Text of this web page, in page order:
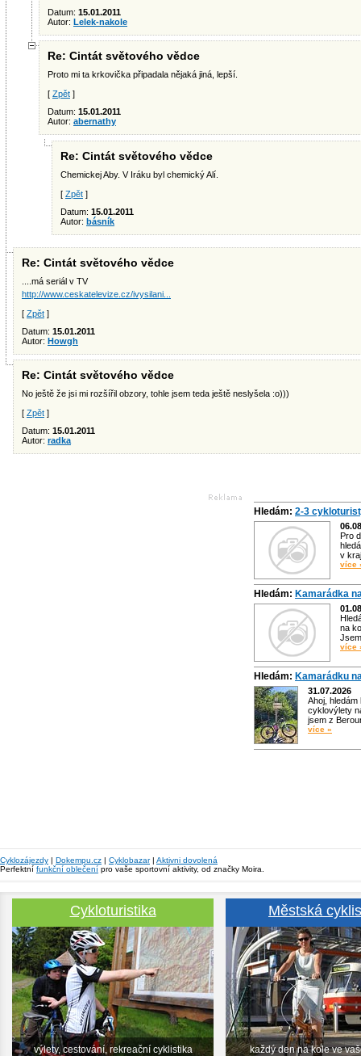
Datum: 15.01.2011
Autor: Lelek-nakole
Re: Cintát světového vědce
Proto mi ta krkovička připadala nějaká jiná, lepší.
[ Zpět ]
Datum: 15.01.2011
Autor: abernathy
Re: Cintát světového vědce
Chemickej Aby. V Iráku byl chemický Alí.
[ Zpět ]
Datum: 15.01.2011
Autor: básník
Re: Cintát světového vědce
....má seriál v TV
http://www.ceskatelevize.cz/ivysilani...
[ Zpět ]
Datum: 15.01.2011
Autor: Howgh
Re: Cintát světového vědce
No ještě že jsi mi rozšířil obzory, tohle jsem teda ještě neslyšela :o)))
[ Zpět ]
Datum: 15.01.2011
Autor: radka
Hledám: 2-3
Pro
v
více
Hledám: Kamarádka
na
více
Hledám: Kamarádku
31.07.2026
Ahoj,
cyklovýlety
jsem z
více »
Cyklozájezdy | Dokempu.cz | Cyklobazar| Aktivni dovolená
Perfektní funkční oblečení pro vaše sportovní aktivity, od značky Moira.
Cykloturistika
výlety, cestování, rekreační cyklistika
Městská
každý den na kole ve